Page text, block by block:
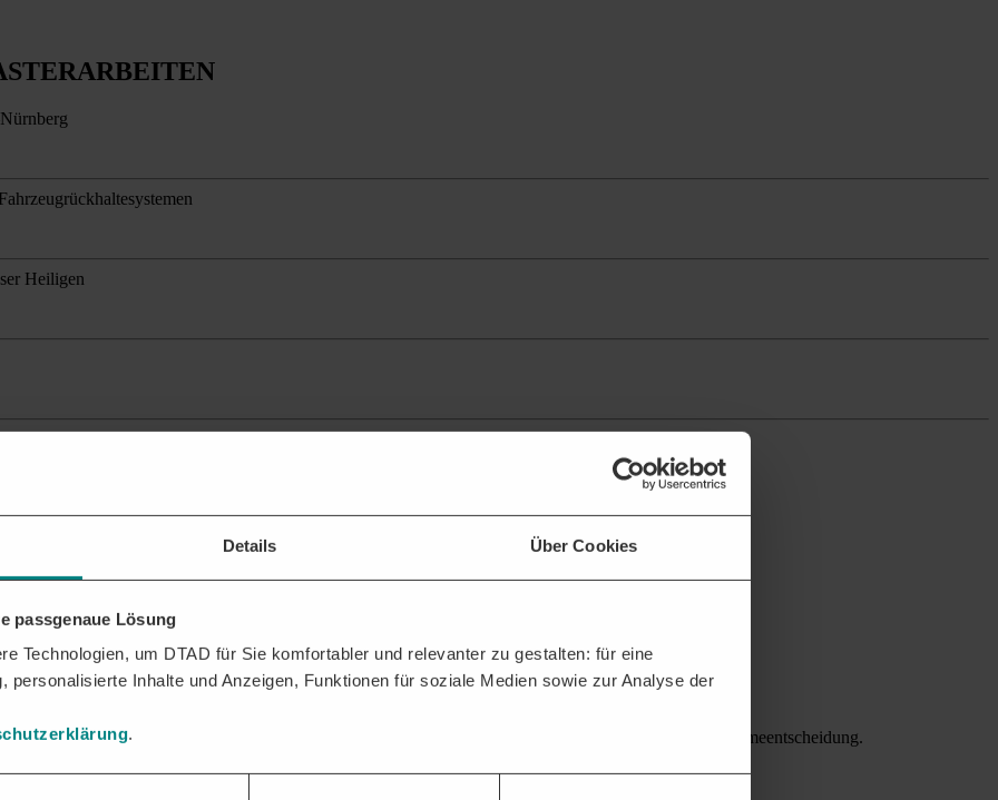
Details Über Cookies
passgenaue Lösung
Technologien, um DTAD für Sie komfortabler und relevanter zu gestalten: für eine
personalisierte Inhalte und Anzeigen, Funktionen für soziale Medien sowie zur Analyse der
.
Heiligen
dabei, das Beste aus der DTAD Plattform für Sie herauszuholen.
erhalten. Analysen zu Vergabeverhalten und potenziellen Bietern erleichtern die Teilnahmeentscheidung.